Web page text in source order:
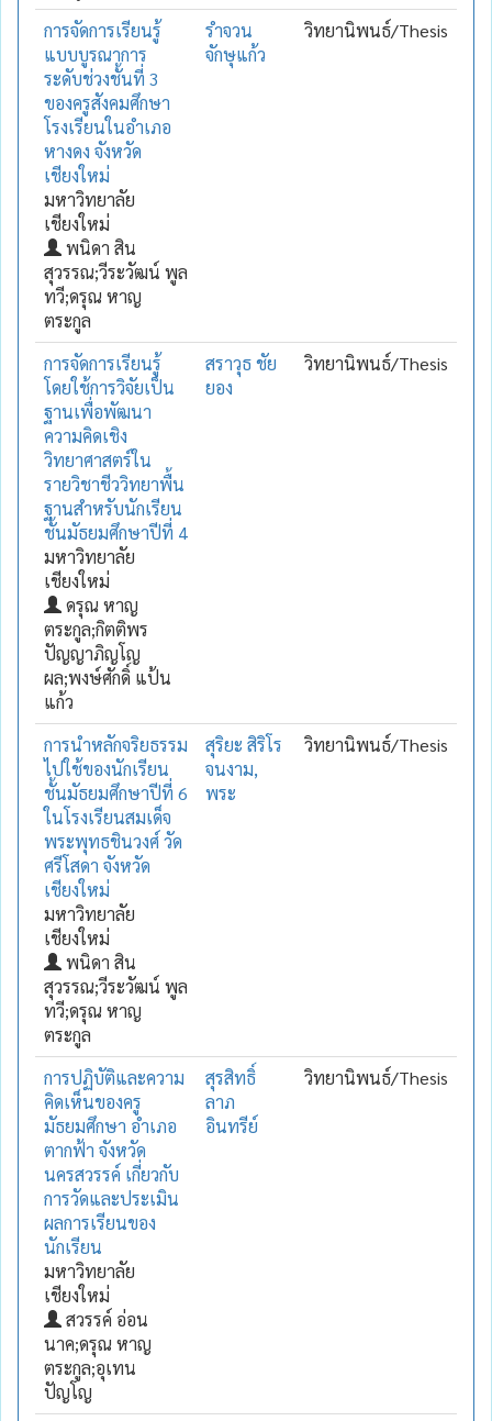
การจัดการเรียนรู้
แบบบูรณาการ
ระดับช่วงชั้นที่ 3
ของครูสังคมศึกษา
โรงเรียนในอำเภอ
หางดง จังหวัด
เชียงใหม่
มหาวิทยาลัย
เชียงใหม่
พนิดา สิน
สุวรรณ;วีระวัฒน์ พูล
ทวี;ดรุณ หาญ
ตระกูล
รำจวน
จักษุแก้ว
วิทยานิพนธ์/Thesis
การจัดการเรียนรู้
โดยใช้การวิจัยเป็น
ฐานเพื่อพัฒนา
ความคิดเชิง
วิทยาศาสตร์ใน
รายวิชาชีววิทยาพื้น
ฐานสำหรับนักเรียน
ชั้นมัธยมศึกษาปีที่ 4
มหาวิทยาลัย
เชียงใหม่
ดรุณ หาญ
ตระกูล;กิตติพร
ปัญญาภิญโญ
ผล;พงษ์ศักดิ์ แป้น
แก้ว
สราวุธ ชัย
ยอง
วิทยานิพนธ์/Thesis
การนำหลักจริยธรรม
ไปใช้ของนักเรียน
ชั้นมัธยมศึกษาปีที่ 6
ในโรงเรียนสมเด็จ
พระพุทธชินวงศ์ วัด
ศรีโสดา จังหวัด
เชียงใหม่
มหาวิทยาลัย
เชียงใหม่
พนิดา สิน
สุวรรณ;วีระวัฒน์ พูล
ทวี;ดรุณ หาญ
ตระกูล
สุริยะ สิริโร
จนงาม,
พระ
วิทยานิพนธ์/Thesis
การปฏิบัติและความ
คิดเห็นของครู
มัธยมศึกษา อำเภอ
ตากฟ้า จังหวัด
นครสวรรค์ เกี่ยวกับ
การวัดและประเมิน
ผลการเรียนของ
นักเรียน
มหาวิทยาลัย
เชียงใหม่
สวรรค์ อ่อน
นาค;ดรุณ หาญ
ตระกูล;อุเทน
ปัญโญ
สุรสิทธิ์
ลาภ
อินทรีย์
วิทยานิพนธ์/Thesis